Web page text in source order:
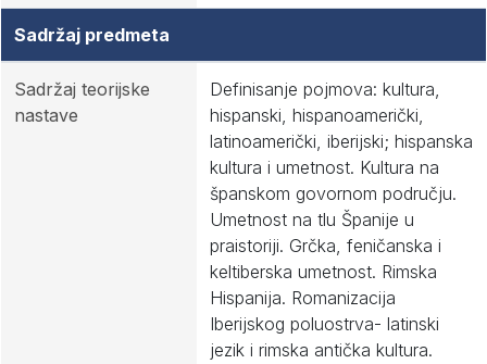
Sadržaj predmeta
Sadržaj teorijske
nastave
Definisanje pojmova: kultura,
hispanski, hispanoamerički,
latinoamerički, iberijski; hispanska
kultura i umetnost. Kultura na
španskom govornom području.
Umetnost na tlu Španije u
praistoriji. Grčka, feničanska i
keltiberska umetnost. Rimska
Hispanija. Romanizacija
Iberijskog poluostrva- latinski
jezik i rimska antička kultura.